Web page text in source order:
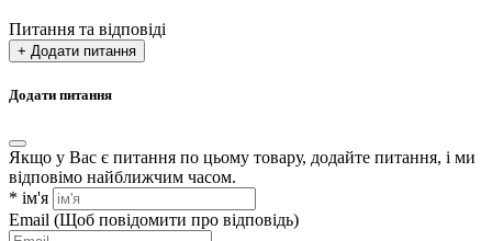
Питання та відповіді
+ Додати питання
Додати питання
Якщо у Вас є питання по цьому товару, додайте питання, і ми
відповімо найближчим часом.
* ім'я
Email (Щоб повідомити про відповідь)